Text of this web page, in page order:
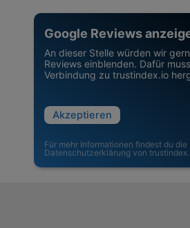
Google Reviews
An dieser Stelle würden wir
Reviews einblenden. Dafür
Verbindung zu trustindex.io
Akzeptieren
Für mehr Informationen findest du die
Datenschutzerklärung von